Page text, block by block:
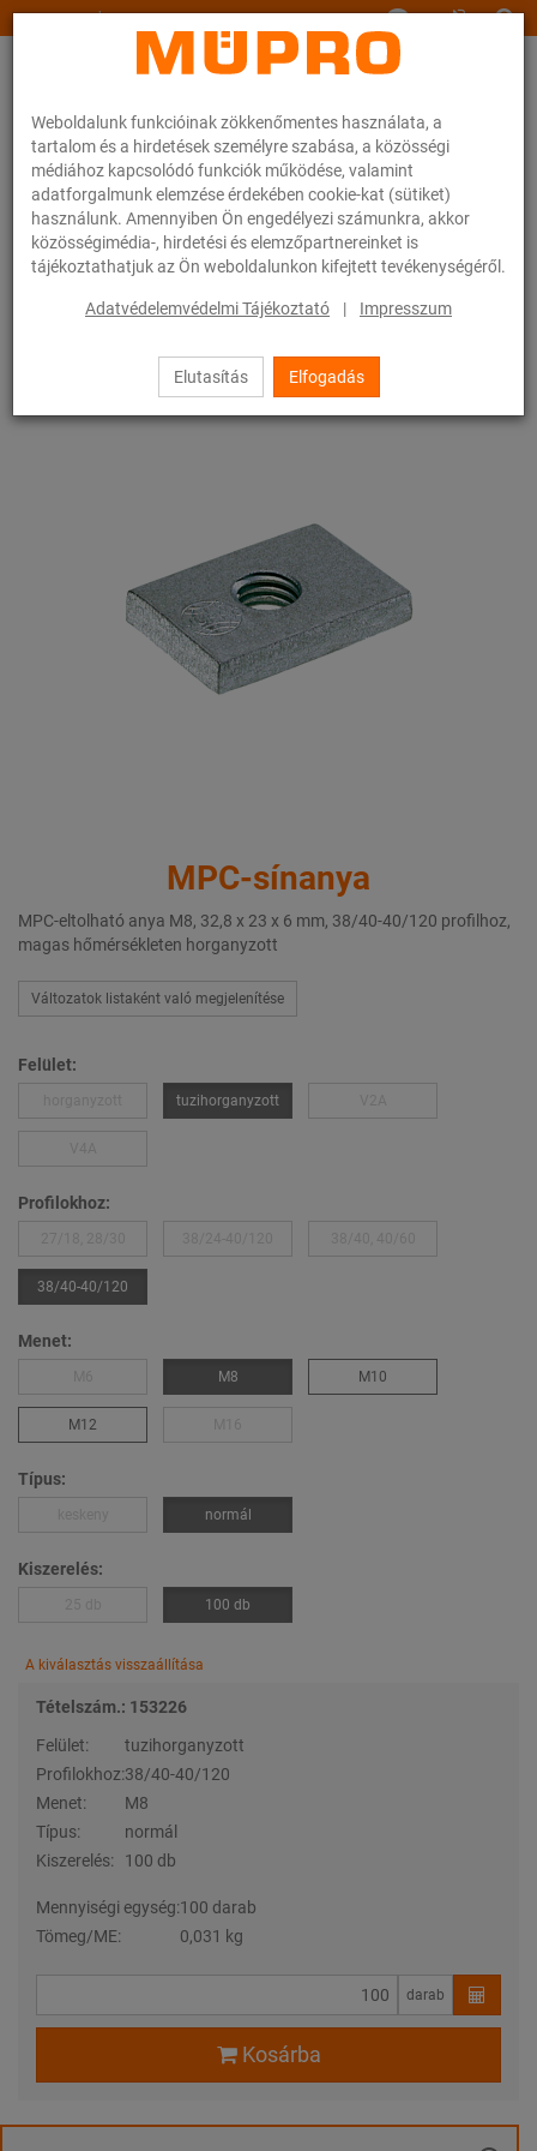
Weboldalunk funkcióinak zökkenőmentes használata, a
tartalom és a hirdetések személyre szabása, a közösségi
médiához kapcsolódó funkciók működése, valamint
adatforgalmunk elemzése érdekében cookie-kat (sütiket)
használunk. Amennyiben Ön engedélyezi számunkra, akkor
közösségimédia-, hirdetési és elemzőpartnereinket is
tájékoztathatjuk az Ön weboldalunkon kifejtett tevékenységéről.
Adatvédelemvédelmi Tájékoztató | Impresszum
Elutasítás Elfogadás
www.muepro.hu
Webáruhàz Rögzítéstechnika
Légtechnika
Szerelősínek szellőzőcsövek rögzítéséhez
MPC-rendszersínek (kis és közepes terheléshez)
MPC-sínanya
16 / 63
MPC-sínanya
MPC-eltolható anya M8, 32,8 x 23 x 6 mm, 38/40-40/120 profilhoz,
magas hőmérsékleten horganyzott
Változatok listaként való megjelenítése
Felület:
tuzihorganyzott
Profilokhoz:
38/40-40/120
Menet:
M8 M10
M12
Típus:
normál
Kiszerelés:
100 db
A kiválasztás visszaállítása
Tételszám.: 153226
Felület:
tuzihorganyzott
Profilokhoz:38/40-40/120
Menet:
M8
Típus:
normál
Kiszerelés:
100 db
Mennyiségi egység:100 darab
Tömeg/ME:
0,031 kg
darab
Kosárba